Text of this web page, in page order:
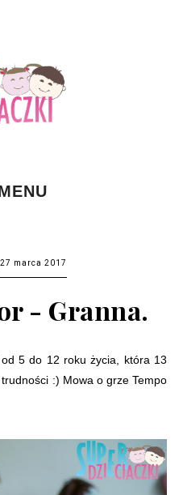
marca 2017
- Granna.
5 do 12 roku życia, która 13
trudności :) Mowa o grze Tempo